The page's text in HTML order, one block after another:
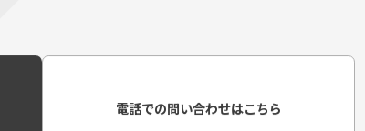
電話での問い合わせはこちら